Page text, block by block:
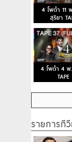
4 โพดำ 11
สุริยา
4 โพดำ 4 พ
รายการที